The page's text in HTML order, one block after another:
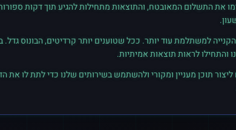
את התשלום המאובטח, והתוצאות מתחילות להגיע תוך דקות
למשתלמת עוד יותר. ככל שטוענים יותר קרדיטים, הבונוס גדל.
תוכן מעניין ומקורי ולהשתמש בשירותים שלנו כדי לתת לו